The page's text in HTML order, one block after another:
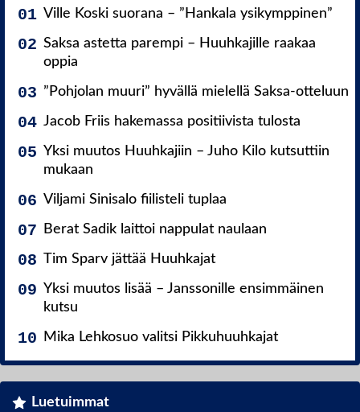
Ville Koski suorana – ”Hankala ysikymppinen”
Saksa astetta parempi – Huuhkajille raakaa
oppia
”Pohjolan muuri” hyvällä mielellä Saksa-otteluun
Jacob Friis hakemassa positiivista tulosta
Yksi muutos Huuhkajiin – Juho Kilo kutsuttiin
mukaan
Viljami Sinisalo fiilisteli tuplaa
Berat Sadik laittoi nappulat naulaan
Tim Sparv jättää Huuhkajat
Yksi muutos lisää – Janssonille ensimmäinen
kutsu
Mika Lehkosuo valitsi Pikkuhuuhkajat
Luetuimmat